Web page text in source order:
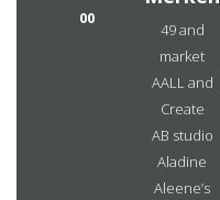
00
49 and
market
AALL and
Create
AB studio
Aladine
Aleene’s